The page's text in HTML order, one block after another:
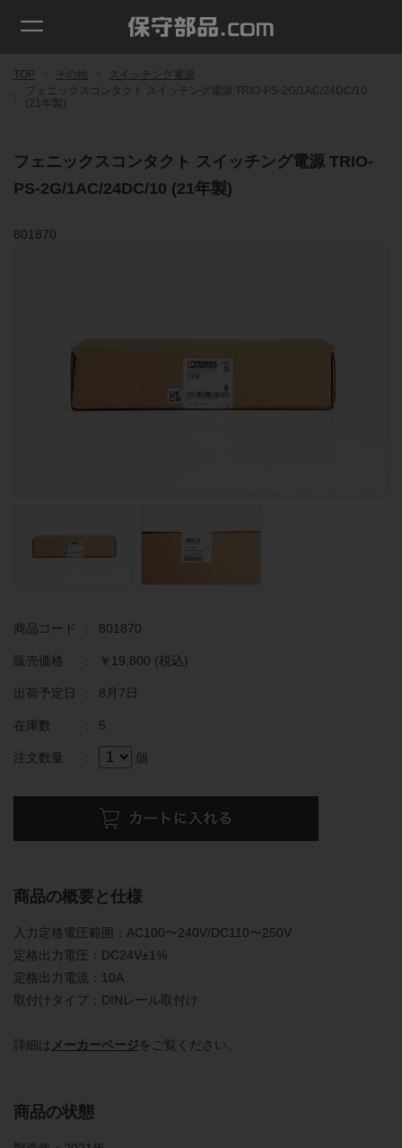
TOP その他
スイッチング電源
フェニックスコンタクト スイッチング電源 TRIO-PS-2G/1AC/24DC/10
(21年製)
フェニックスコンタクト スイッチング電源 TRIO-
PS-2G/1AC/24DC/10 (21年製)
801870
商品コード : 801870
販売価格 : ￥19,800 (税込)
出荷予定日 : 8月7日
在庫数 : 5
注文数量 : 個
商品の概要と仕様
入力定格電圧範囲：AC100〜240V/DC110〜250V
定格出力電圧：DC24V±1%
定格出力電流：10A
取付けタイプ：DINレール取付け
詳細は メーカーページをご覧ください。
商品の状態